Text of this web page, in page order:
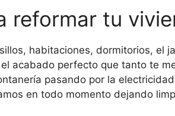
reformar tu
habitaciones, dormitorios, el
acabado perfecto que tanto te
pasando por la
en todo momento dejando